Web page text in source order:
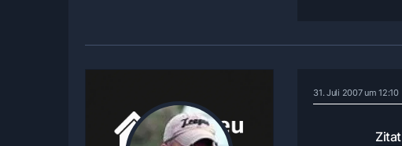
31. Juli 2007 um 12:10
Zitat